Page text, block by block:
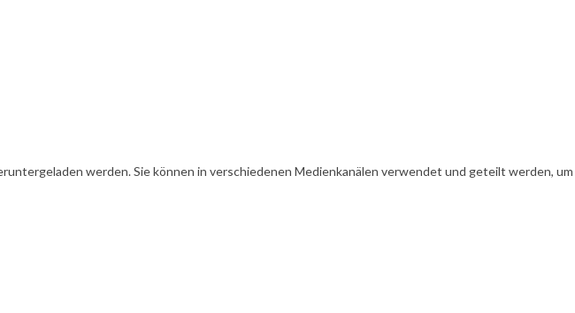
werden. Sie können in verschiedenen Medienkanälen verwendet und geteilt